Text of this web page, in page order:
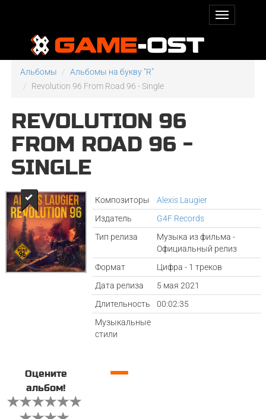
Альбомы
Альбомы на букву "R"
Revolution 96 From Road 96 - Single
REVOLUTION 96
FROM ROAD 96 -
SINGLE
Композиторы
Alexis Laugier
Издатель
G4F Records
Тип релиза
Музыка из фильма -
Официальный релиз
Формат
Цифра - 1 треков
Дата релиза
5 мая 2021
Длительность
00:02:35
Музыкальные
стили
Оцените
альбом!
—